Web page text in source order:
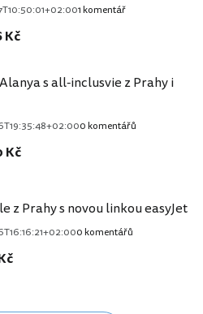
1 komentář
Kč
s all-inclusvie z Prahy i
0 komentářů
Kč
z Prahy s novou linkou easyJet
0 komentářů